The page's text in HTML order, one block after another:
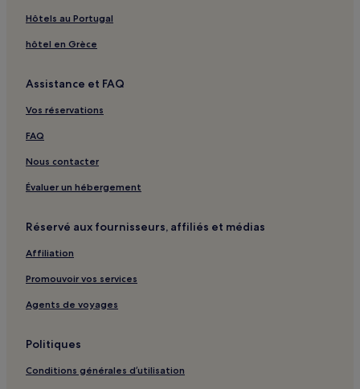
Onet-Le-Château : hôtels Hôtels avec parking
Cathédrale Notre-Dame : hôtels à proximité
Gare d'Aubin : hôtels à proximité
Porte de la Berque : hôtels à proximité
Soulages-Bonneval : hôtels
Brommat : hôtels
Frontenac : hôtels
Bozouls : hôtels
Saint-Cyprien-Sur-Dourdou : hôtels Hôtels avec parking
Fons : hôtels
Chemin du Puy : hôtels à proximité
Chemin du Puy : hôtels à proximité
Rodez Agglomération : hôtels
Hôtels au Portugal
hôtel en Grèce
Assistance et FAQ
Vos réservations
FAQ
Nous contacter
Évaluer un hébergement
Réservé aux fournisseurs, affiliés et médias
Affiliation
Promouvoir vos services
Agents de voyages
Politiques
Conditions générales d’utilisation